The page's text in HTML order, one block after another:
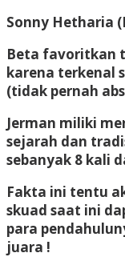
Sonny Hetharia
Beta favoritkan
karena terkenal
(tidak pernah
Jerman miliki
sejarah dan
sebanyak 8 kali
Fakta ini tentu
skuad saat ini
para
juara !